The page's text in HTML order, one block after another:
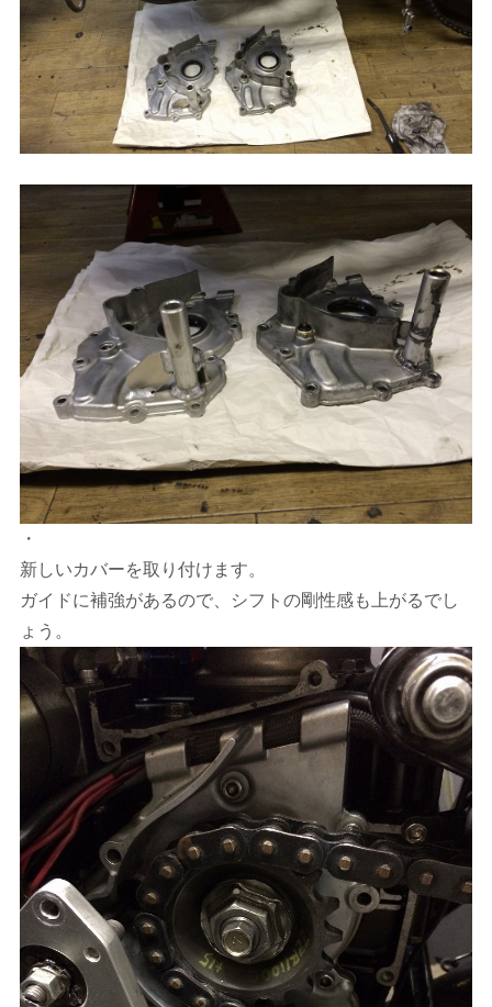
・
新しいカバーを取り付けます。
ガイドに補強があるので、シフトの剛性感も上がるでし
ょう。